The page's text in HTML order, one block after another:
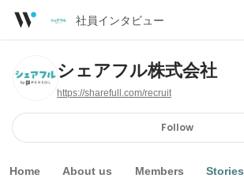
社員インタビュー
シェアフル株式会社
https://sharefull.com/recruit
Follow
Home About us Members Stories